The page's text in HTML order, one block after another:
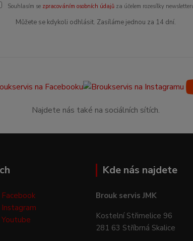
Souhlasím se zpracováním osobních údajůza účelem rozesílky
Můžete se kdykoli odhlásit. Zasíláme jednou za 14 dní.
Najdete nás také na sociálních sítích.
Kde nás najdete
Brouk servis JMK
Kostelní Střimelice 96
281 63 Stříbrná Skalice